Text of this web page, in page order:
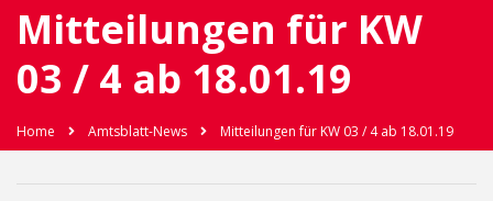
Mitteilungen für KW
03 / 4 ab 18.01.19
Home Amtsblatt-News Mitteilungen für KW 03 / 4 ab 18.01.19